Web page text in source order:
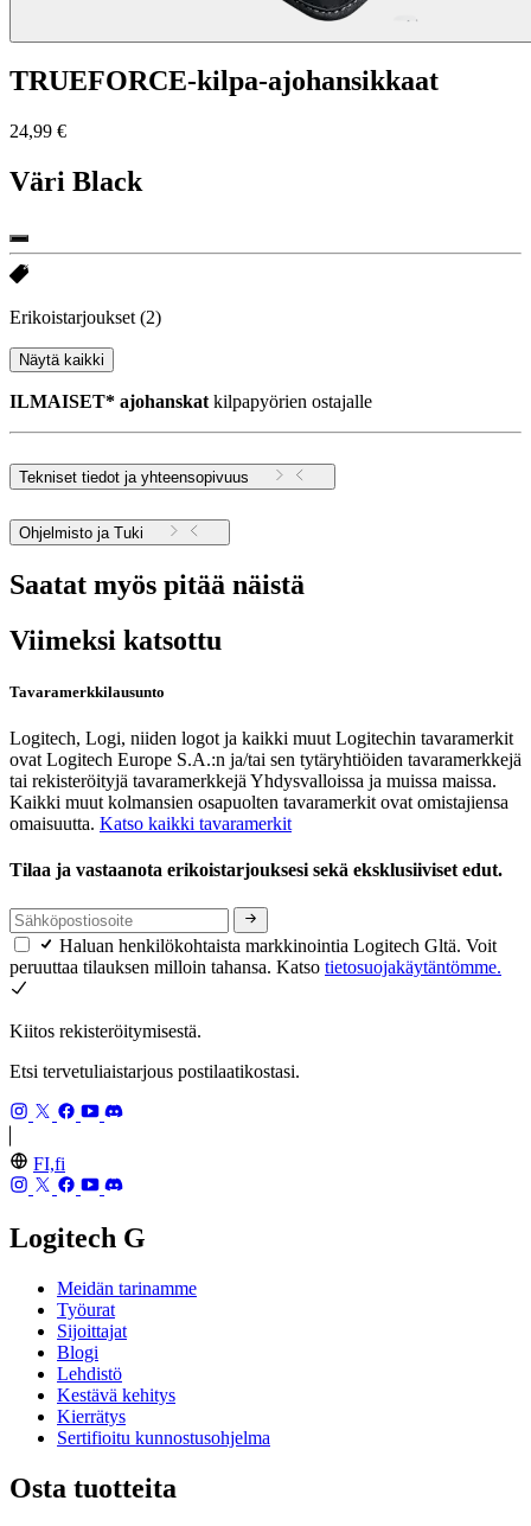
TRUEFORCE-kilpa-ajohansikkaat
24,99 €
Väri Black
Erikoistarjoukset (2)
Näytä kaikki
ILMAISET* ajohanskat kilpapyörien ostajalle
Tekniset tiedot ja yhteensopivuus
Ohjelmisto ja Tuki
Saatat myös pitää näistä
Viimeksi katsottu
Tavaramerkkilausunto
Logitech, Logi, niiden logot ja kaikki muut Logitechin tavaramerkit
ovat Logitech Europe S.A.:n ja/tai sen tytäryhtiöiden tavaramerkkejä
tai rekisteröityjä tavaramerkkejä Yhdysvalloissa ja muissa maissa.
Kaikki muut kolmansien osapuolten tavaramerkit ovat omistajiensa
omaisuutta. Katso kaikki tavaramerkit
Tilaa ja vastaanota erikoistarjouksesi sekä eksklusiiviset edut.
Haluan henkilökohtaista markkinointia Logitech Gltä. Voit
peruuttaa tilauksen milloin tahansa. Katso tietosuojakäytäntömme.
Kiitos rekisteröitymisestä.
Etsi tervetuliaistarjous postilaatikostasi.
FI,fi
Logitech G
Meidän tarinamme
Työurat
Sijoittajat
Blogi
Lehdistö
Kestävä kehitys
Kierrätys
Sertifioitu kunnostusohjelma
Osta tuotteita